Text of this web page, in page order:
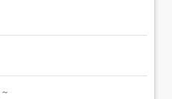
駅」より徒歩2...
～